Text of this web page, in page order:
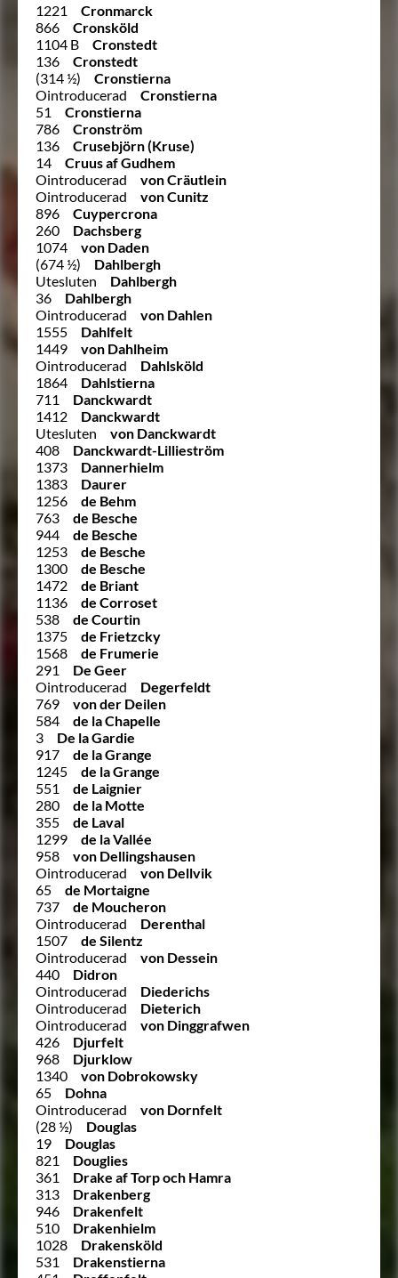
1221
Cronmarck
866
Cronsköld
1104 B
Cronstedt
136
Cronstedt
(314 ½)
Cronstierna
Ointroducerad
Cronstierna
51
Cronstierna
786
Cronström
136
Crusebjörn (Kruse)
14
Cruus af Gudhem
Ointroducerad
von Cräutlein
Ointroducerad
von Cunitz
896
Cuypercrona
260
Dachsberg
1074
von Daden
(674 ½)
Dahlbergh
Utesluten
Dahlbergh
36
Dahlbergh
Ointroducerad
von Dahlen
1555
Dahlfelt
1449
von Dahlheim
Ointroducerad
Dahlsköld
1864
Dahlstierna
711
Danckwardt
1412
Danckwardt
Utesluten
von Danckwardt
408
Danckwardt-Lillieström
1373
Dannerhielm
1383
Daurer
1256
de Behm
763
de Besche
944
de Besche
1253
de Besche
1300
de Besche
1472
de Briant
1136
de Corroset
538
de Courtin
1375
de Frietzcky
1568
de Frumerie
291
De Geer
Ointroducerad
Degerfeldt
769
von der Deilen
584
de la Chapelle
3
De la Gardie
917
de la Grange
1245
de la Grange
551
de Laignier
280
de la Motte
355
de Laval
1299
de la Vallée
958
von Dellingshausen
Ointroducerad
von Dellvik
65
de Mortaigne
737
de Moucheron
Ointroducerad
Derenthal
1507
de Silentz
Ointroducerad
von Dessein
440
Didron
Ointroducerad
Diederichs
Ointroducerad
Dieterich
Ointroducerad
von Dinggrafwen
426
Djurfelt
968
Djurklow
1340
von Dobrokowsky
65
Dohna
Ointroducerad
von Dornfelt
(28 ½)
Douglas
19
Douglas
821
Douglies
361
Drake af Torp och Hamra
313
Drakenberg
946
Drakenfelt
510
Drakenhielm
1028
Drakensköld
531
Drakenstierna